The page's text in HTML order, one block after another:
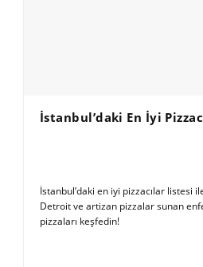
İstanbul’daki En İyi
İstanbul’daki en iyi pizzacılar listesi
Detroit ve artizan pizzalar sunan
pizzaları keşfedin!